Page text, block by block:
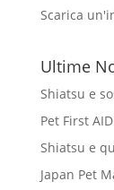
Scarica
Ultime
Shiatsu e
Pet First AID
Shiatsu e
Japan Pet